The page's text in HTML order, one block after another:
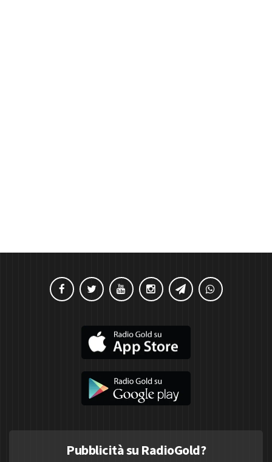
Pubblicità su RadioGold?